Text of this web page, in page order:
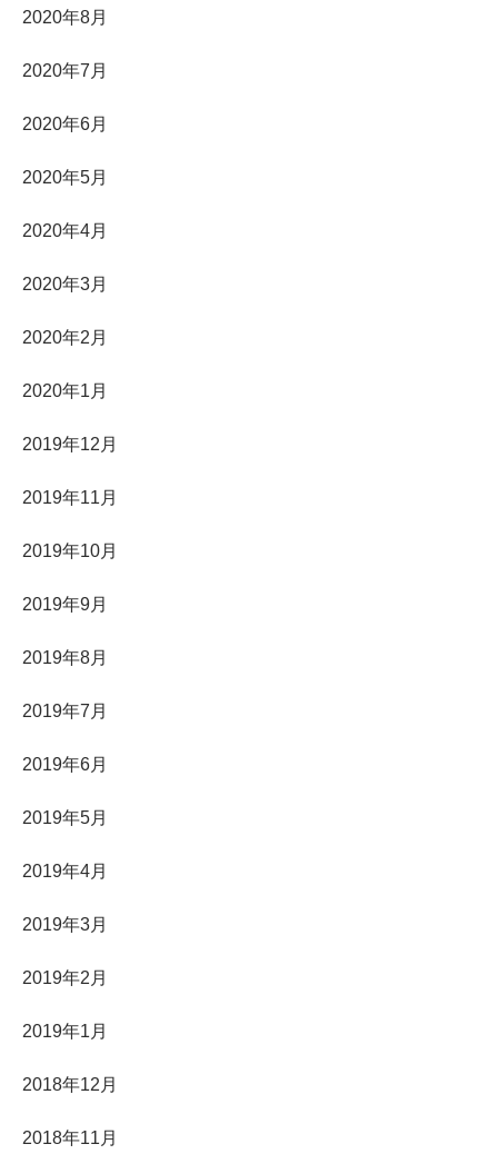
2020年8月
2020年7月
2020年6月
2020年5月
2020年4月
2020年3月
2020年2月
2020年1月
2019年12月
2019年11月
2019年10月
2019年9月
2019年8月
2019年7月
2019年6月
2019年5月
2019年4月
2019年3月
2019年2月
2019年1月
2018年12月
2018年11月